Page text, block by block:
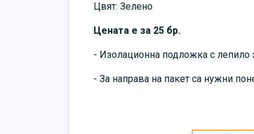
Цвят: Зелено
Цената е за 25 бр.
- Изолационна подложка с лепило
- За направа на пакет са нужни